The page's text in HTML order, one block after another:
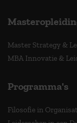
Master Strategy &
MBA Innovatie &
Programma's
Filosofie in